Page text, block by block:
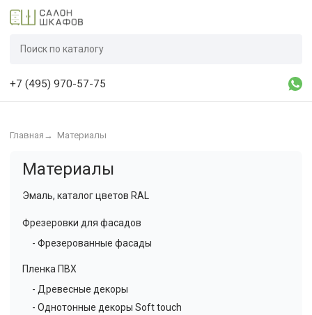
+7 (495) 970-57-75
Главная → Материалы
Материалы
Эмаль, каталог цветов RAL
Фрезеровки для фасадов
- Фрезерованные фасады
Пленка ПВХ
- Древесные декоры
- Однотонные декоры Soft touch